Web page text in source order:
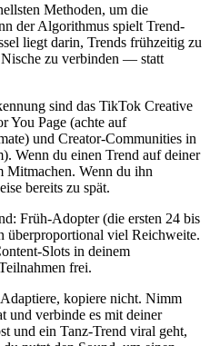
Methoden, um die
der Algorithmus spielt Trend-
liegt darin, Trends frühzeitig zu
zu verbinden — statt
sind das TikTok Creative
You Page (achte auf
und Creator-Communities in
Wenn du einen Trend auf deiner
Mitmachen. Wenn du ihn
bereits zu spät.
Früh-Adopter (die ersten 24 bis
überproportional viel Reichweite.
Slots in deinem
frei.
kopiere nicht. Nimm
und verbinde es mit deiner
und ein Tanz-Trend viral geht,